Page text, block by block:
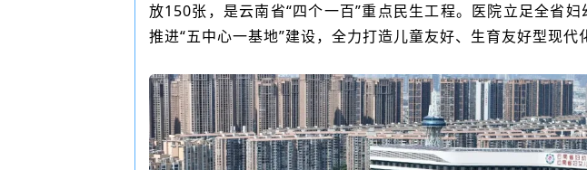
放150张，是云南省“四个一百”重点民生工程。医院立足全省
推进“五中心一基地”建设，全力打造儿童友好、生育友好型现代